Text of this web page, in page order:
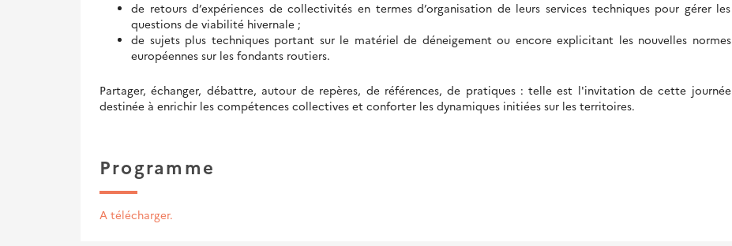
de retours d’expériences de collectivités en termes d’organisation de leurs services techniques pour gérer les
questions de viabilité hivernale ;
de sujets plus techniques portant sur le matériel de déneigement ou encore explicitant les nouvelles normes
européennes sur les fondants routiers.
Partager, échanger, débattre, autour de repères, de références, de pratiques : telle est l'invitation de cette journée
destinée à enrichir les compétences collectives et conforter les dynamiques initiées sur les territoires.
Programme
A télécharger.